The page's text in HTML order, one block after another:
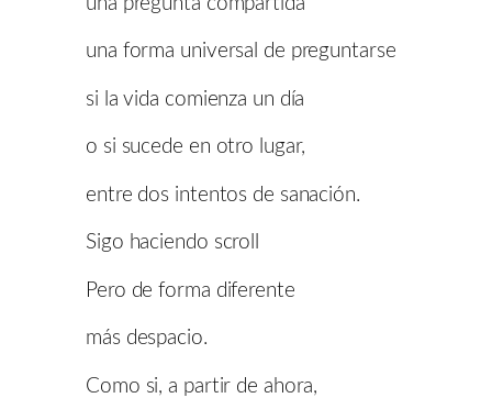
una forma universal de preguntarse
si la vida comienza un día
o si sucede en otro lugar,
entre dos intentos de sanación.
Sigo haciendo scroll
Pero de forma diferente
más despacio.
Como si, a partir de ahora,